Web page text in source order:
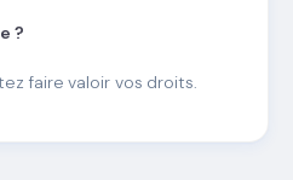
?
faire valoir vos droits.